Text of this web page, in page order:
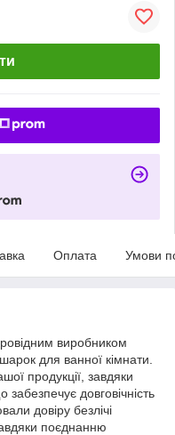
Оплата Умови
виробником
для ванної кімнати.
продукції, завдяки
довговічність
довіру безлічі
поєднанню